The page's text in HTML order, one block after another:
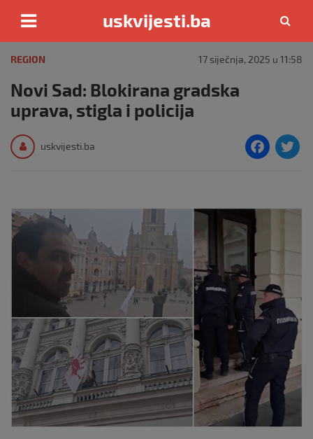
content
uskvijesti.ba
REGION 17 siječnja, 2025 u 11:58
Novi Sad: Blokirana gradska
uprava, stigla i policija
uskvijesti.ba
F
e
o
o
k